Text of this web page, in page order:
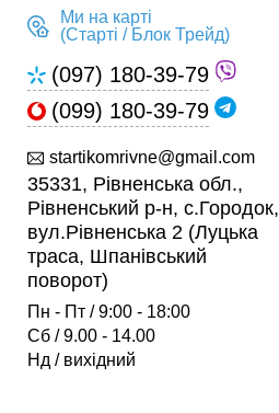
Ми на карті
(Старті / Блок Трейд)
(097) 180-39-79
(099) 180-39-79
startikomrivne@gmail.com
35331, Рівненська обл.,
Рівненський р-н, с.Городок,
вул.Рівненська 2 (Луцька
траса, Шпанівський
поворот)
Пн - Пт / 9:00 - 18:00
Сб / 9.00 - 14.00
Нд / вихідний